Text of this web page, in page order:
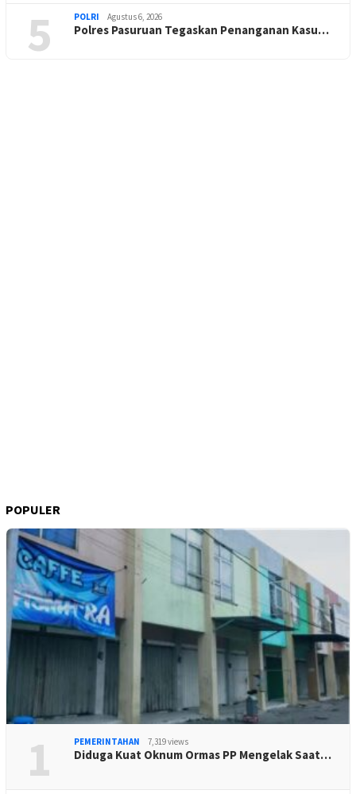
5
POLRI Agustus 6, 2026
Polres Pasuruan Tegaskan Penanganan Kasu…
POPULER
1 PEMERINTAHAN 7,319 views
Diduga Kuat Oknum Ormas PP Mengelak Saat…